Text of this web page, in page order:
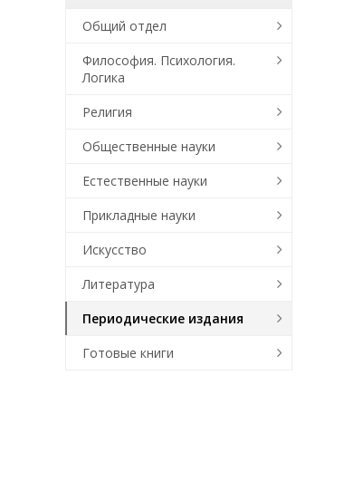
Общий отдел
Философия. Психология.
Логика
Религия
Общественные науки
Естественные науки
Прикладные науки
Искусство
Литература
Периодические издания
Готовые книги